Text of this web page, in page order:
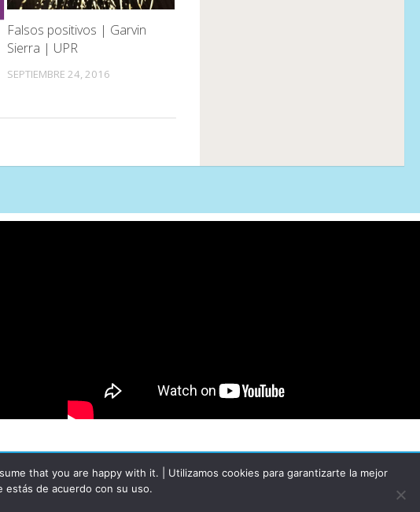
Falsos positivos | Garvin
Sierra | UPR
SEPTIEMBRE 24, 2016
that you are happy with it. | Utilizamos cookies para garantizarte la mejor
estás de acuerdo con su uso.